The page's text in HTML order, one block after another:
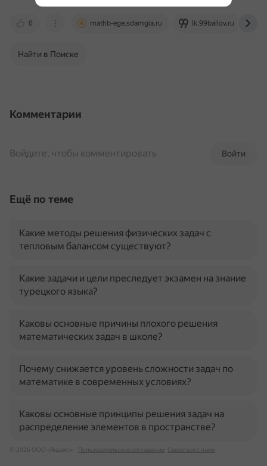
0 mathb-ege.sdamgia.ru lk.99ballov.ru
Найти в Поиске
Комментарии
Войти
Войдите, чтобы комментировать
Ещё по теме
Какие методы решения физических задач с
тепловым балансом существуют?
Какие задачи и цели преследует экзамен на знание
турецкого языка?
Каковы основные причины плохого решения
математических задач в школе?
Почему снижается уровень сложности задач по
математике в современных условиях?
Каковы основные принципы решения задач на
распределение элементов в пространстве?
© 2026 ООО «Яндекс» Пользовательское соглашение Связаться с нами